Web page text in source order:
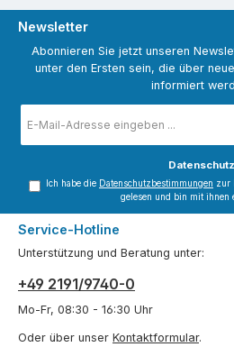
Newsletter
Abonnieren Sie jetzt unseren
unter den Ersten sein, die über
informiert
Mail-
Adresse
Datenschutz
Ich habe die Datenschutzbestimmungen zur
gelesen und bin mit ihnen
Service-Hotline
Unterstützung und Beratung unter:
+49 2191/9740-0
Mo-Fr, 08:30 - 16:30 Uhr
Oder über unser Kontaktformular.